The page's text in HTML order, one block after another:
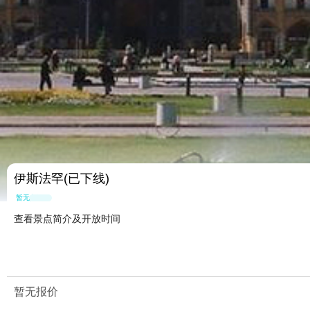
伊斯法罕(已下线)
暂无点评
查看景点简介及开放时间
暂无报价